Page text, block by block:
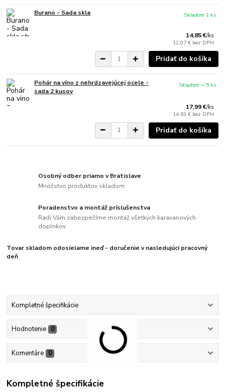
Burano - Sada skla
14,85 €/ks
12,07 € bez DPH
Skladom 1 ks
Pridať do košíka
Pohár na víno z nehrdzavejúcej ocele -
sada 2 kusov
17,99 €/ks
14,63 € bez DPH
Skladom > 5 ks
Pridať do košíka
Osobný odber priamo v Bratislave
Množstvo produktov skladom
Poradenstvo a montáž príslušenstva
Radi Vám zabezpečíme montáž všetkých karavanových
doplnkov
Tovar skladom odosielame ineď - doručenie v nasledujúci pracovný
deň
Kompletné špecifikácie
Hodnotenie 0
Komentáre 0
Kompletné špecifikácie